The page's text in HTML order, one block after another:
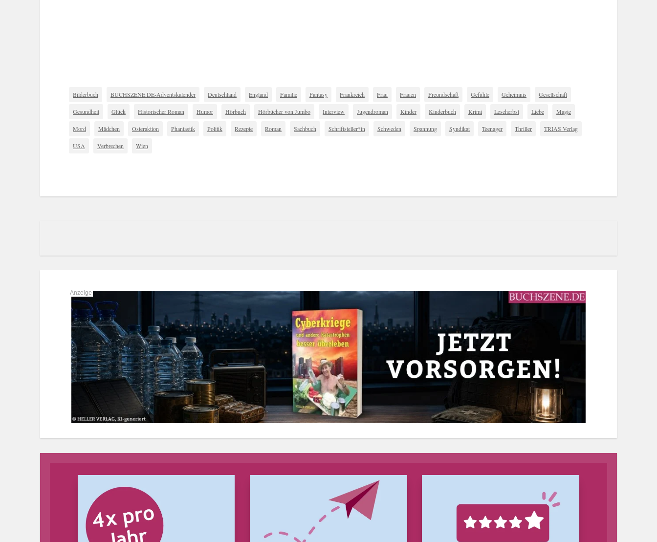
Bilderbuch BUCHSZENE.DE-Adventskalender Deutschland England Familie Fantasy Frankreich Frau Frauen Freundschaft Gefühle Geheimnis Gesellschaft
Gesundheit Glück Historischer Roman Humor Hörbuch Hörbücher von Jumbo Interview Jugendroman Kinder Kinderbuch Krimi Leseherbst Liebe Magie
Mord Mädchen Osteraktion Phantastik Politik Rezepte Roman Sachbuch Schriftsteller*in Schweden Spannung Syndikat Teenager Thriller TRIAS Verlag
USA Verbrechen Wien